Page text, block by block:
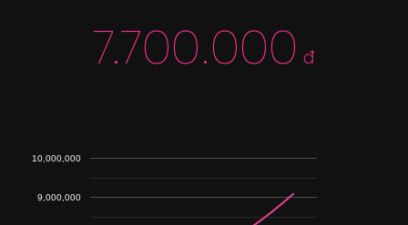
7.700.000 đ
9,000,000
10,000,000